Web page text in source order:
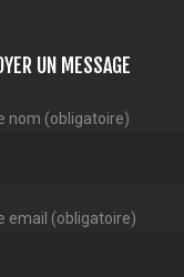
UN MESSAGE
nom (obligatoire)
email (obligatoire)